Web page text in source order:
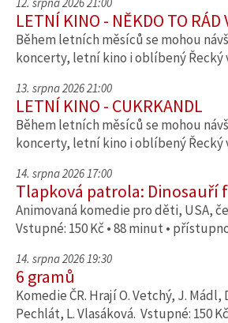
LETNÍ KINO - NĚKDO TO RÁD
Během letních měsíců se mohou
koncerty, letní kino i oblíbený Řecký
13. srpna 2026 21:00
LETNÍ KINO - CUKRKANDL
Během letních měsíců se mohou
koncerty, letní kino i oblíbený Řecký
14. srpna 2026 17:00
Tlapková patrola: Dinosauří
Animovaná komedie pro děti, USA,
Vstupné: 150 Kč • 88 minut •
14. srpna 2026 19:30
6 gramů
Komedie ČR. Hrají O. Vetchý, J. Mádl,
Pechlát, L. Vlasáková. Vstupné: 150